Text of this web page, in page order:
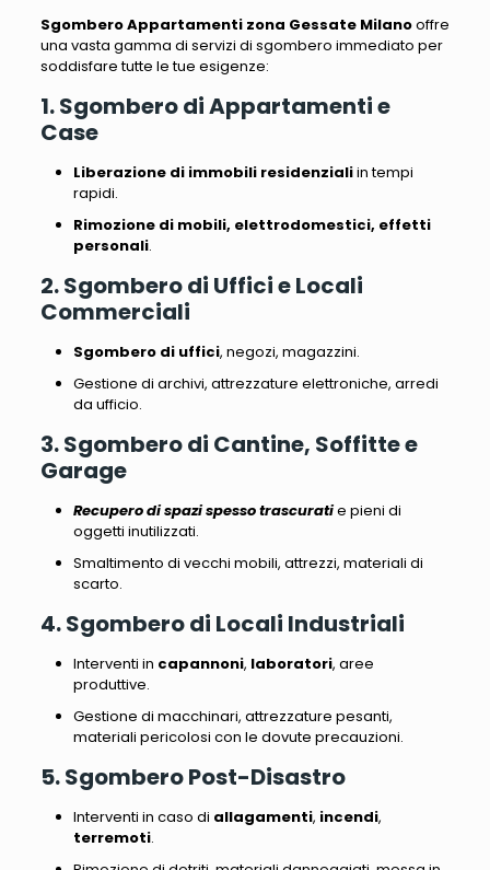
Sgombero Appartamenti zona Gessate Milanooffre
una vasta gamma di servizi di sgombero immediato per
soddisfare tutte le tue esigenze:
1. Sgombero di Appartamenti e
Case
Liberazione di immobili residenzialiin tempi
rapidi.
Rimozione di mobili, elettrodomestici, effetti
personali.
2. Sgombero di Uffici e Locali
Commerciali
Sgombero di uffici, negozi, magazzini.
Gestione di archivi, attrezzature elettroniche, arredi
da ufficio.
3. Sgombero di Cantine, Soffitte e
Garage
Recupero di spazi spesso trascuratie pieni di
oggetti inutilizzati.
Smaltimento di vecchi mobili, attrezzi, materiali di
scarto.
4. Sgombero di Locali Industriali
Interventi in capannoni, laboratori, aree
produttive.
Gestione di macchinari, attrezzature pesanti,
materiali pericolosi con le dovute precauzioni.
5. Sgombero Post-Disastro
Interventi in caso di allagamenti, incendi,
terremoti.